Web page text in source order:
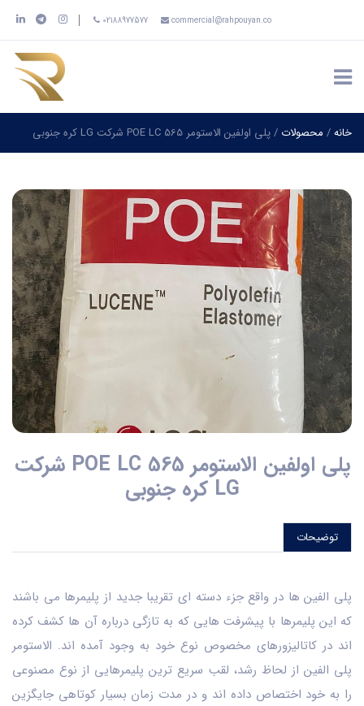
commercial@rahpouyan.co
02188977577
خانه/ محصولات /پلی اولفین الاستومر POE LC 565 شرکت LG کره جنوبی
پلی اولفین الاستومر POE LC 565 شرکت
LG کره جنوبی
توضیحات
پلی الفین ها در واقع جزء دسته ای تقریبا جدید از پلیمرها می باشند
که این پلیمرها با پیشرفت هایی که به تازگی درباره آن ها کشف کرده
اند در کاتالیزورهای مخصوص نوع خود به وجود آمده اند. الاستومر
پلی الفین از لحاظ رشد، لقب سریع ترین پلیمرهایی از نوع مصنوعی
را به خود اختصاص داده اند و در مدت زمان بسیار کوتاهی جایگزین